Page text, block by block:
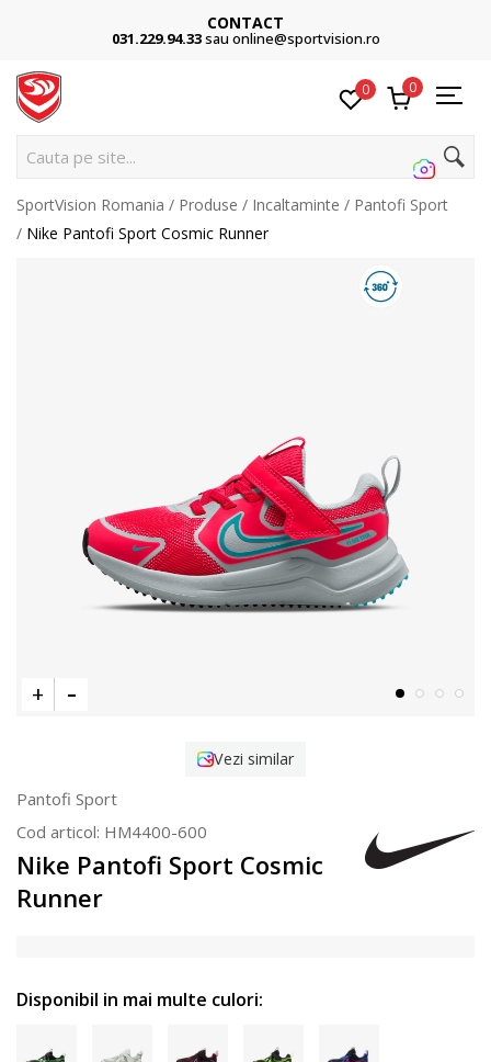
CONTACT
031.229.94.33sau online@sportvision.ro
0 0
Cauta pe site...
SportVision Romania Produse Incaltaminte
Pantofi Sport
Nike Pantofi Sport Cosmic Runner
Vezi similar
Pantofi Sport
Cod articol: HM4400-600
Nike Pantofi Sport Cosmic
Runner
Disponibil in mai multe culori: